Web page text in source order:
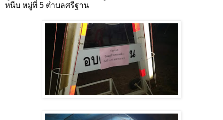
หนีบ หมู่ที่ 5 ตําบลศรีฐาน